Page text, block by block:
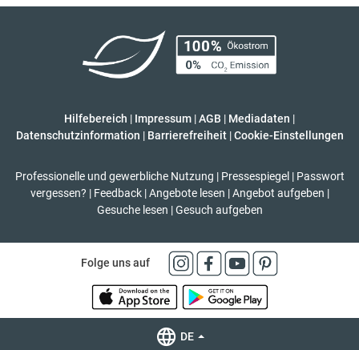
Hilfebereich | Impressum |AGB | Mediadaten |
Datenschutzinformation | Barrierefreiheit | Cookie-Einstellungen
Professionelle und gewerbliche Nutzung | Pressespiegel | Passwort
vergessen? | Feedback | Angebote lesen | Angebot aufgeben |
Gesuche lesen | Gesuch aufgeben
Folge uns auf
DE